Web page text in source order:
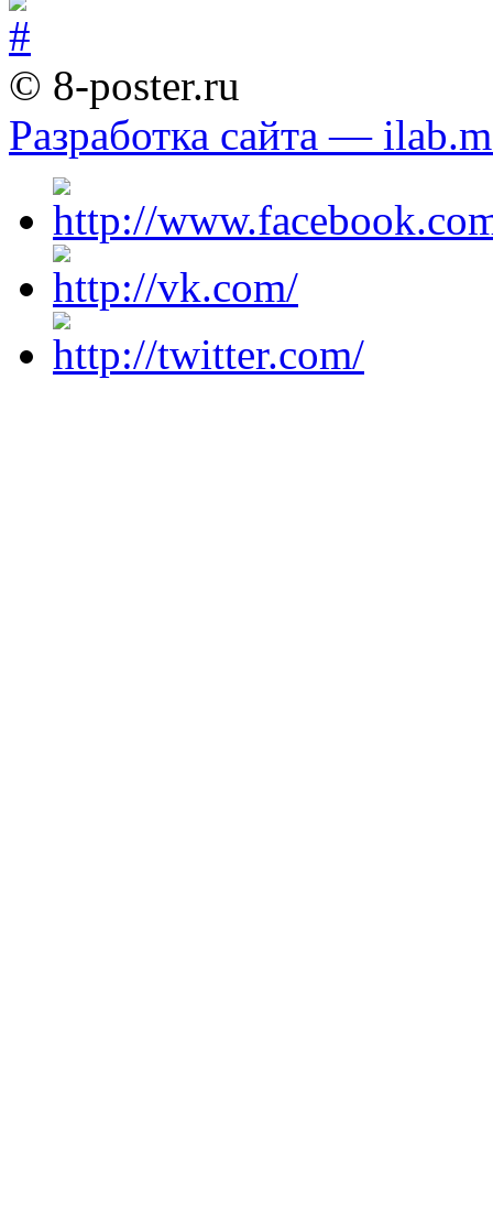
© 8-poster.ru
Разработка сайта —